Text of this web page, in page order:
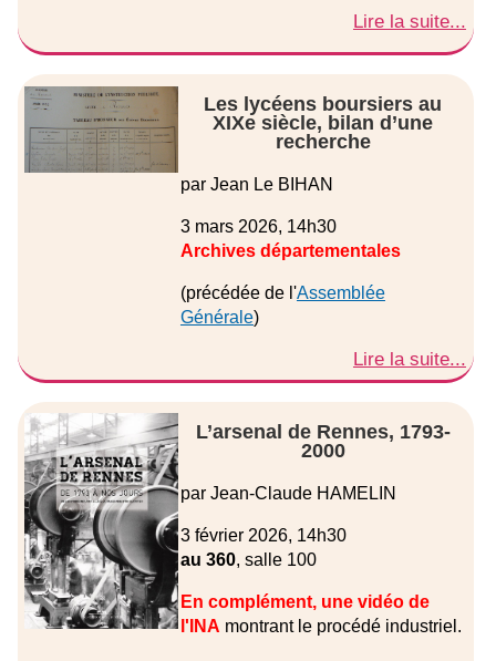
Lire la suite...
Les lycéens boursiers au
XIXe siècle, bilan d’une
recherche
par Jean Le BIHAN
3 mars 2026, 14h30
Archives départementales
(précédée de l'Assemblée
Générale)
Lire la suite...
L’arsenal de Rennes, 1793-
2000
par Jean-Claude HAMELIN
3 février 2026, 14h30
au 360, salle 100
En complément, une vidéo de
l'INA montrant le procédé industriel.